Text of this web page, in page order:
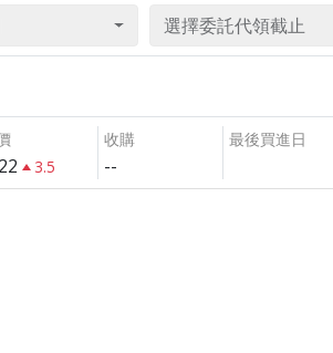
選擇委託代領截止
3.5
收購
--
最後買進日